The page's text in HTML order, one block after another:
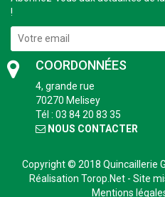
!
COORDONNÉES
4, grande rue
70270 Melisey
Tél : 03 84 20 83 35
NOUS CONTACTER
Copyright © 2018 Quincaillerie
Réalisation Torop.Net - Site
Mentions